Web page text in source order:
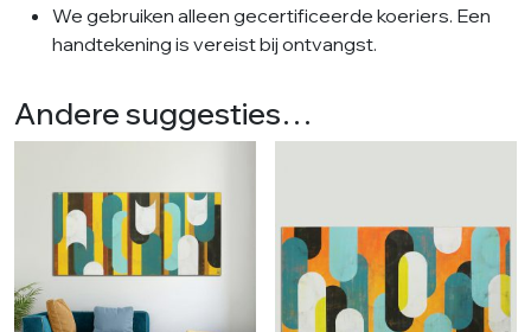
We gebruiken alleen gecertificeerde koeriers. Een
handtekening is vereist bij ontvangst.
Andere suggesties…